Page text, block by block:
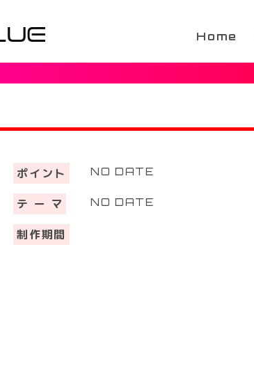
Home
ポイント NO DATE
テ ー マ NO DATE
制作期間